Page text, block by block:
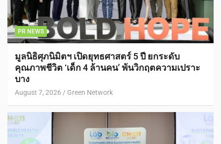
PR NEWS
มูลนิธิศุภนิมิตฯ เปิดยุทธศาสตร์ 5 ปี ยกระดับ
คุณภาพชีวิต ‘เด็ก 4 ล้านคน’ พ้นวิกฤตความเปราะ
บาง
August 7, 2026 Green Network